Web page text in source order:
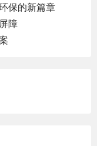
保的新篇章
障